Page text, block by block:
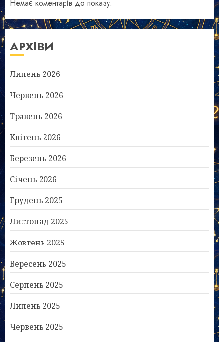
Немає коментарів до показу.
АРХІВИ
Липень 2026
Червень 2026
Травень 2026
Квітень 2026
Березень 2026
Січень 2026
Грудень 2025
Листопад 2025
Жовтень 2025
Вересень 2025
Серпень 2025
Липень 2025
Червень 2025